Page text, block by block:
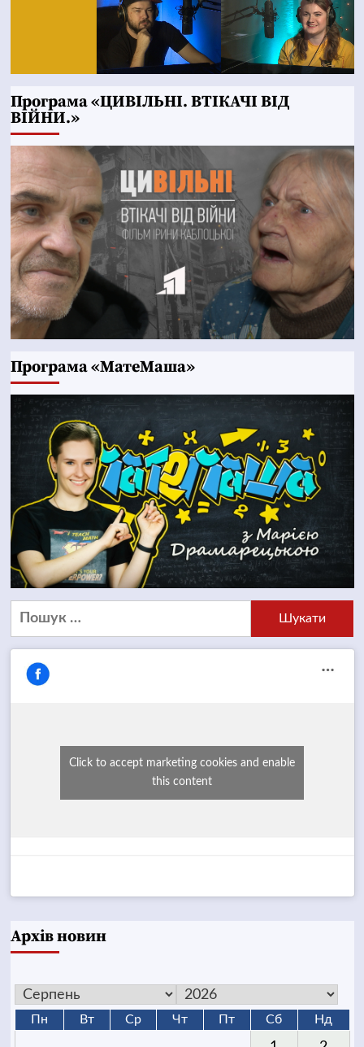
Програма «ЦИВІЛЬНІ. ВТІКАЧІ ВІД
ВІЙНИ.»
Програма «МатеМаша»
Пошук:
Click to accept marketing cookies and enable
this content
Архів новин
Пн Вт Ср Чт Пт Сб Нд